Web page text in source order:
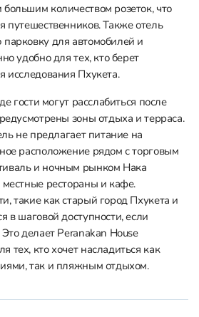
количеством розеток, что
путешественников. Также отель
для автомобилей и
удобно для тех, кто берет
исследования Пхукета.
гости могут расслабиться после
зоны отдыха и терраса.
не предлагает питание на
расположение рядом с торговым
и ночным рынком Нака
местные рестораны и кафе.
такие как старый город Пхукета и
в шаговой доступности, если
делает Peranakan House
тех, кто хочет насладиться как
так и пляжным отдыхом​.